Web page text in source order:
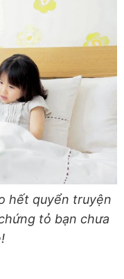
hết quyển truyện
tỏ bạn chưa